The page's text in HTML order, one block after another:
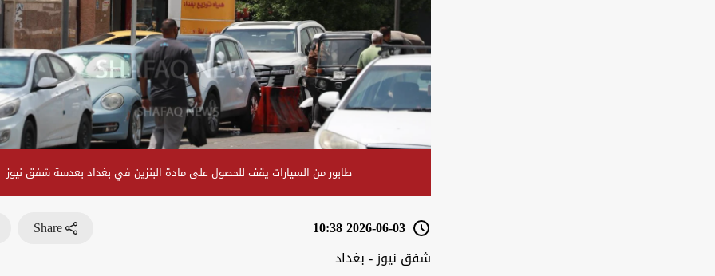
طابور من السيارات يقف للحصول على مادة البنزين في بغداد بعدسة شفق نيوز
2026-06-03 10:38
Share
شفق نيوز - بغداد